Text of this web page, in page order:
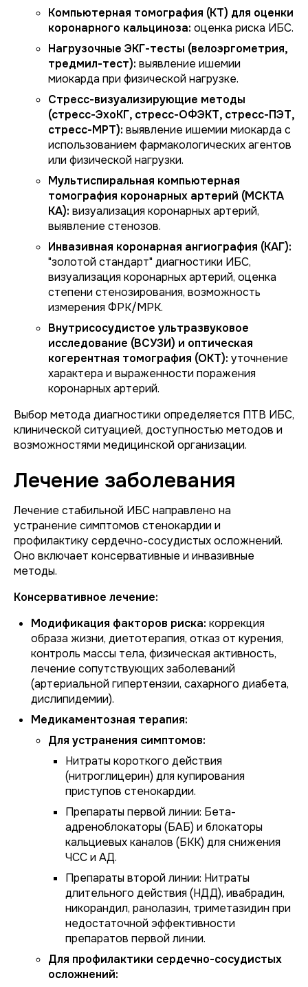
Компьютерная томография (КТ) для оценки
коронарного кальциноза: оценка риска ИБС.
Нагрузочные ЭКГ-тесты (велоэргометрия,
тредмил-тест): выявление ишемии
миокарда при физической нагрузке.
Стресс-визуализирующие методы
(стресс-ЭхоКГ, стресс-ОФЭКТ, стресс-ПЭТ,
стресс-МРТ): выявление ишемии миокарда с
использованием фармакологических агентов
или физической нагрузки.
Мультиспиральная компьютерная
томография коронарных артерий (МСКТА
КА): визуализация коронарных артерий,
выявление стенозов.
Инвазивная коронарная ангиография (КАГ):
"золотой стандарт" диагностики ИБС,
визуализация коронарных артерий, оценка
степени стенозирования, возможность
измерения ФРК/МРК.
Внутрисосудистое ультразвуковое
исследование (ВСУЗИ) и оптическая
когерентная томография (ОКТ): уточнение
характера и выраженности поражения
коронарных артерий.
Выбор метода диагностики определяется ПТВ ИБС,
клинической ситуацией, доступностью методов и
возможностями медицинской организации.
Лечение заболевания
Лечение стабильной ИБС направлено на
устранение симптомов стенокардии и
профилактику сердечно-сосудистых осложнений.
Оно включает консервативные и инвазивные
методы.
Консервативное лечение:
Модификация факторов риска: коррекция
образа жизни, диетотерапия, отказ от курения,
контроль массы тела, физическая активность,
лечение сопутствующих заболеваний
(артериальной гипертензии, сахарного диабета,
дислипидемии).
Медикаментозная терапия:
Для устранения симптомов:
Нитраты короткого действия
(нитроглицерин) для купирования
приступов стенокардии.
Препараты первой линии: Бета-
адреноблокаторы (БАБ) и блокаторы
кальциевых каналов (БКК) для снижения
ЧСС и АД.
Препараты второй линии: Нитраты
длительного действия (НДД), ивабрадин,
никорандил, ранолазин, триметазидин при
недостаточной эффективности
препаратов первой линии.
Для профилактики сердечно-сосудистых
осложнений: